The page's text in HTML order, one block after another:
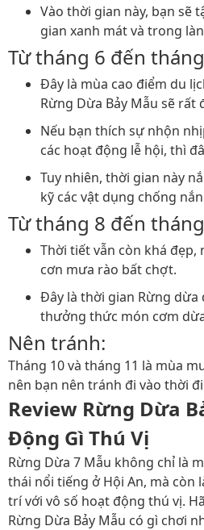
Vào thời gian này, bạn sẽ
gian xanh mát và trong
Từ tháng 6 đến
Đây là mùa cao điểm du
Rừng Dừa Bảy Mẫu sẽ rất
Nếu bạn thích sự nhộn
các hoạt động lễ hội, thì
Tuy nhiên, thời gian này
kỹ các vật dụng chống
Từ tháng 8 đến
Thời tiết vẫn còn khá
cơn mưa rào bất chợt.
Đây là thời gian Rừng dừa
thưởng thức món cơm
Nên tránh:
Tháng 10 và tháng 11 là mùa
nên bạn nên tránh đi vào thời
Review Rừng Dừa
Động Gì Thú Vị
Rừng Dừa 7 Mẫu không chỉ là
thái nổi tiếng ở Hội An, mà còn
trí với vô số hoạt động thú vị.
Rừng Dừa Bảy Mẫu có gì chơi